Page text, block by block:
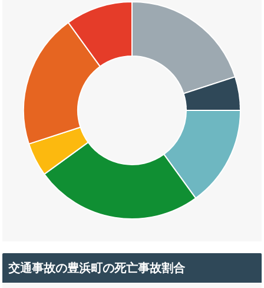
交通事故の豊浜町の死亡事故割合